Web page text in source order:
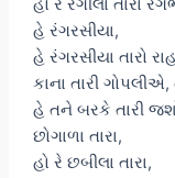
હો રે રંગીલા તારા
હે રંગરસીયા,
હે રંગરસીયા તારો
કાના તારી
હે તને બરકે તારી
છોગાળા તારા,
હો રે છબીલા તારા,